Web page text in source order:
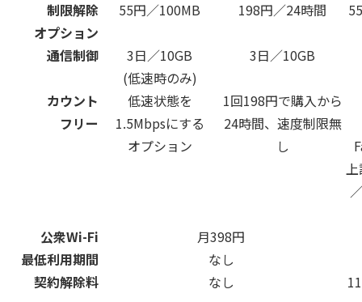
制限解除
オプション
55円／100MB 198円／24時間
通信制御
3日／10GB
(低速時のみ)
3日／10GB
カウント
フリー
低速状態を
1.5Mbpsにする
オプション
1回198円で購入から
24時間、速度制限無
し
公衆Wi-Fi
月398円
最低利用期間
なし
契約解除料
なし